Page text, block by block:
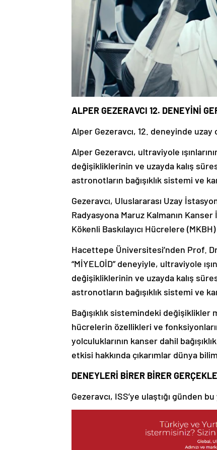
ALPER GEZERAVCI 12. DENEYİNİ
Alper Gezeravcı, 12. deneyinde
Alper Gezeravcı, ultraviyole
değişikliklerinin ve uzayda kalış
astronotların bağışıklık sistemi ve
Gezeravcı, Uluslararası Uzay
Radyasyona Maruz Kalmanın
Kökenli Baskılayıcı Hücrelere
Hacettepe Üniversitesi’nden Prof.
“MİYELOİD” deneyiyle, ultraviyole
değişikliklerinin ve uzayda kalış
astronotların bağışıklık sistemi ve
Bağışıklık sistemindeki
hücrelerin özellikleri ve
yolculuklarının kanser dahil
etkisi hakkında çıkarımlar dünya
DENEYLERİ BİRER BİRER
Gezeravcı, ISS’ye ulaştığı günden